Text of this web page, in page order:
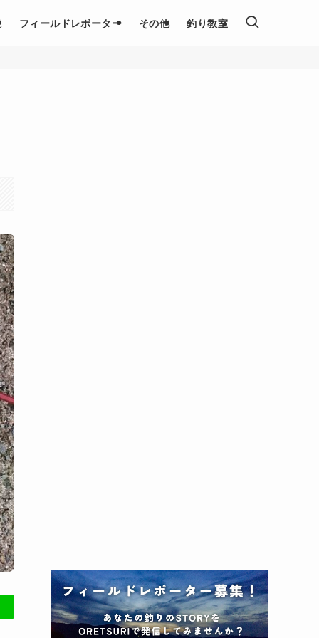
フィールドレポーター その他 釣り教室